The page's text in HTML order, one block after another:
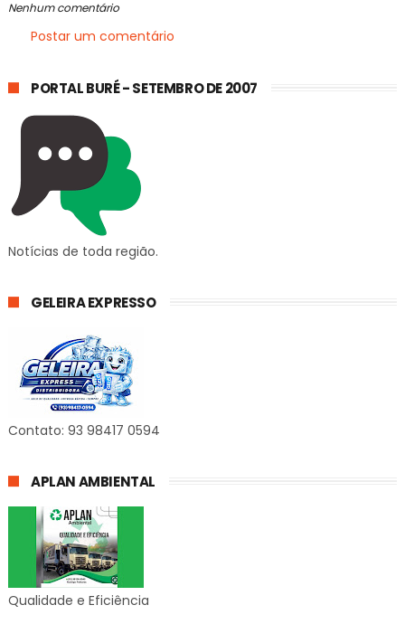
Nenhum comentário
Postar um comentário
PORTAL BURÉ - SETEMBRO DE 2007
Notícias de toda região.
GELEIRA EXPRESSO
Contato: 93 98417 0594
APLAN AMBIENTAL
Qualidade e Eficiência